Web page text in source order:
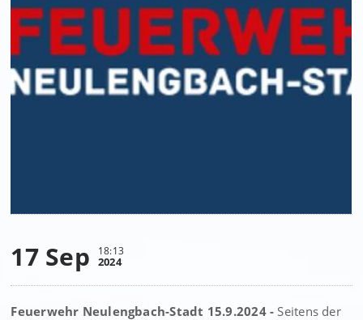
17 Sep 18:13
2024
Feuerwehr Neulengbach-Stadt 15.9.2024 -Seitens der